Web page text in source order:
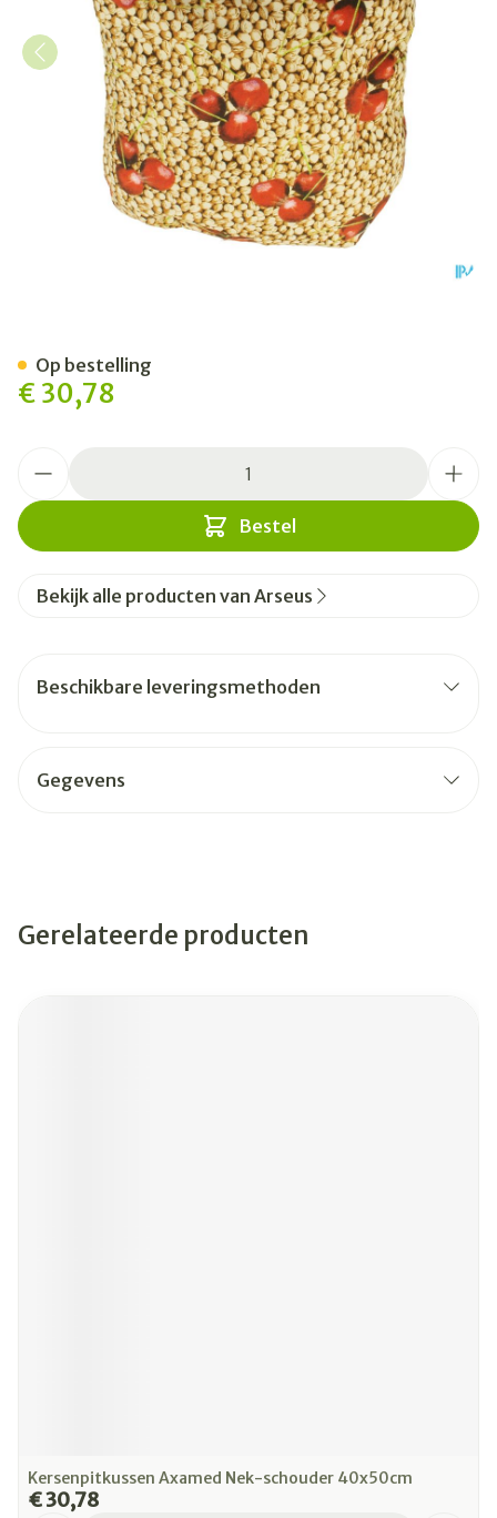
€ 30,78
Bestel
Op bestelling
Bekijk alle producten van Arseus
Beschikbare leveringsmethoden
Gegevens
Gerelateerde producten
Kersenpitkussen Axamed Nek-schouder 40x50cm
€ 30,78